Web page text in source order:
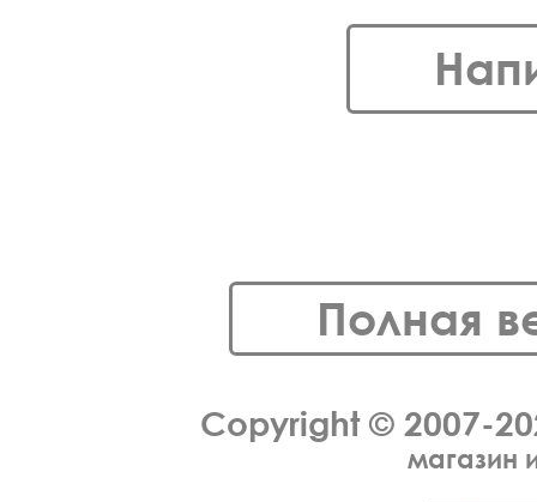
Полная
Copyright © 2007-
магазин